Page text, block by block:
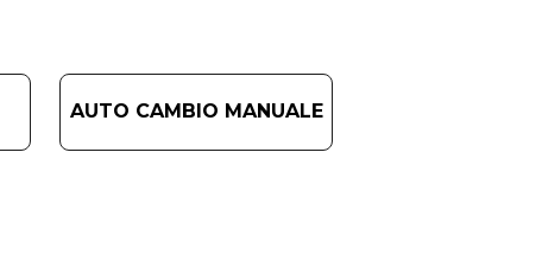
AUTO CAMBIO MANUALE